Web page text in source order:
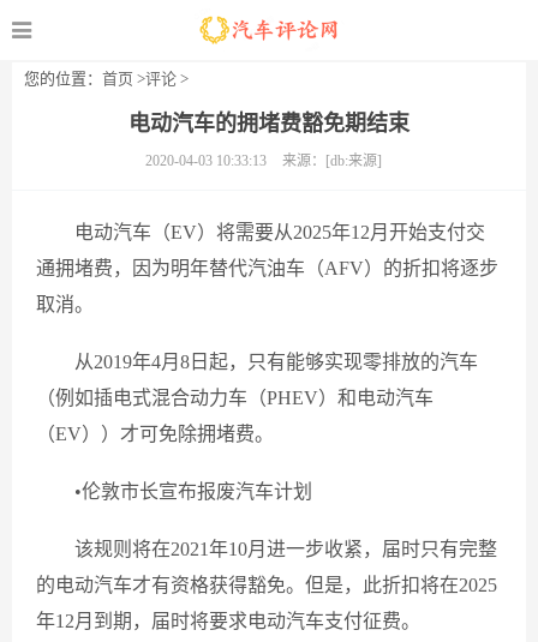
您的位置： 首页 >评论 >
电动汽车的拥堵费豁免期结束
2020-04-03 10:33:13 来源：[db:来源]
电动汽车（EV）将需要从2025年12月开始支付交
通拥堵费，因为明年替代汽油车（AFV）的折扣将逐步
取消。
从2019年4月8日起，只有能够实现零排放的汽车
（例如插电式混合动力车（PHEV）和电动汽车
（EV））才可免除拥堵费。
•伦敦市长宣布报废汽车计划
该规则将在2021年10月进一步收紧，届时只有完整
的电动汽车才有资格获得豁免。但是，此折扣将在2025
年12月到期，届时将要求电动汽车支付征费。